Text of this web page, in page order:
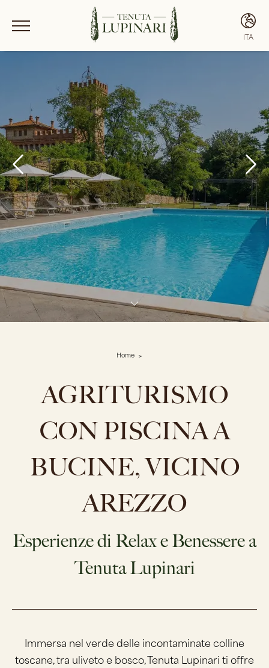
ITA
Home
AGRITURISMO
CON PISCINA A
BUCINE, VICINO
AREZZO
Esperienze di Relax e Benessere a
Tenuta Lupinari
Immersa nel verde delle incontaminate colline
toscane, tra uliveto e bosco, Tenuta Lupinari ti offre